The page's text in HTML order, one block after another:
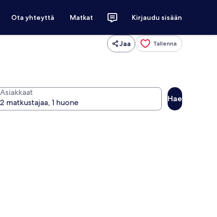
Ota yhteyttä Matkat Kirjaudu sisään
Jaa Tallenna
Asiakkaat
Hae